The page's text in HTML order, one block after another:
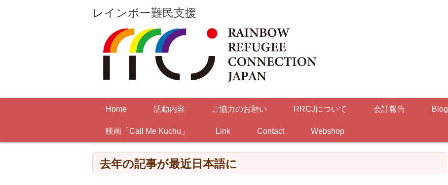
レインボー難民支援
Home 活動内容 ご協力のお願い RRCJについて 会計報告 Blog
映画「Call Me Kuchu」 Link Contact Webshop
去年の記事が最近日本語に